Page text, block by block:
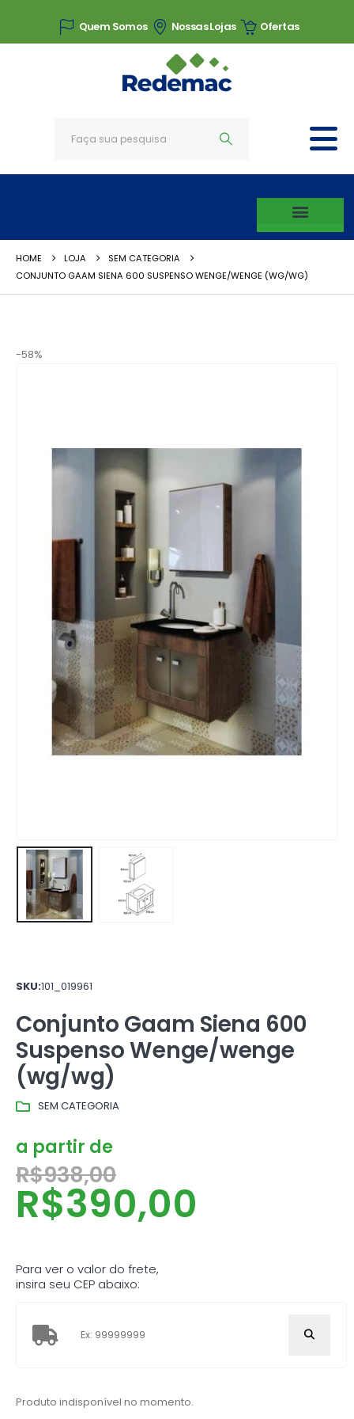
Quem Somos Nossas Lojas Ofertas
HOME LOJA
SEM CATEGORIA
CONJUNTO GAAM SIENA 600 SUSPENSO WENGE/WENGE (WG/WG)
-58%
SKU:101_019961
Conjunto Gaam Siena 600
Suspenso Wenge/wenge
(wg/wg)
SEM CATEGORIA
a partir de
R$938,00
R$390,00
Para ver o valor do frete,
insira seu CEP abaixo:
Produto indisponível no momento.